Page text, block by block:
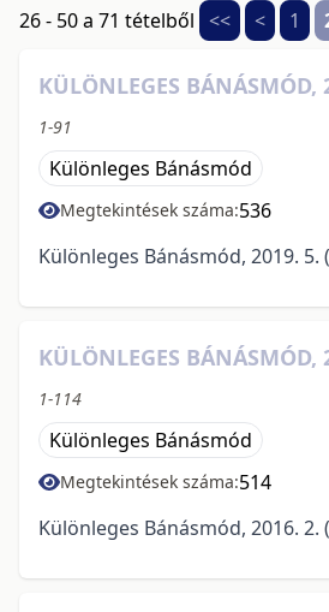
26 - 50 a 71 tételből << < 1
KÜLÖNLEGES BÁNÁSMÓD,
1-91
Különleges Bánásmód
Megtekintések száma:536
Különleges Bánásmód, 2019. 5.
KÜLÖNLEGES BÁNÁSMÓD,
1-114
Különleges Bánásmód
Megtekintések száma:514
Különleges Bánásmód, 2016. 2.